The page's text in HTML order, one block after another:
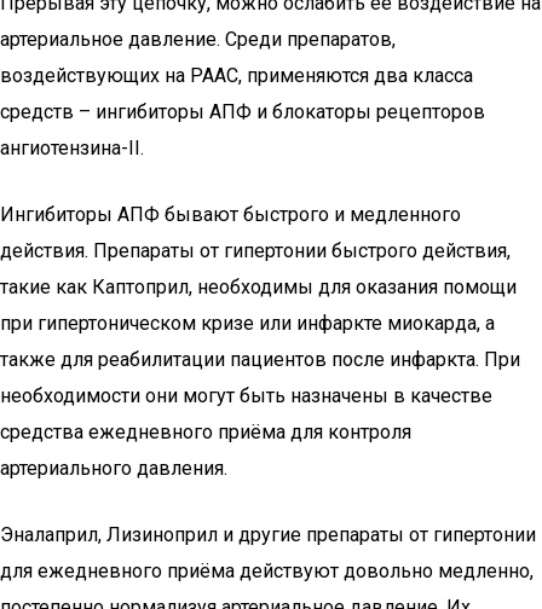
артериальное давление. Среди препаратов,
воздействующих на РААС, применяются два класса
средств – ингибиторы АПФ и блокаторы рецепторов
ангиотензина-II.
Ингибиторы АПФ бывают быстрого и медленного
действия. Препараты от гипертонии быстрого действия,
такие как Каптоприл, необходимы для оказания помощи
при гипертоническом кризе или инфаркте миокарда, а
также для реабилитации пациентов после инфаркта. При
необходимости они могут быть назначены в качестве
средства ежедневного приёма для контроля
артериального давления.
Эналаприл, Лизиноприл и другие препараты от гипертонии
для ежедневного приёма действуют довольно медленно,